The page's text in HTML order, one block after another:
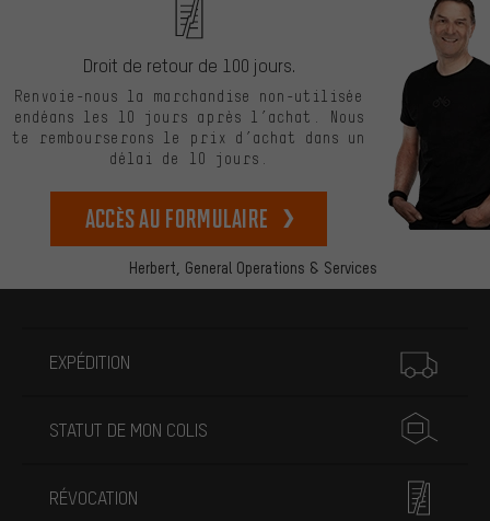
Herbert, General Operations & Services
Droit de retour de 100 jours.
Renvoie-nous la marchandise non-utilisée
endéans les 10 jours après l’achat. Nous
te rembourserons le prix d’achat dans un
délai de 10 jours.
Accès au formulaire
EXPÉDITION
STATUT DE MON COLIS
RÉVOCATION